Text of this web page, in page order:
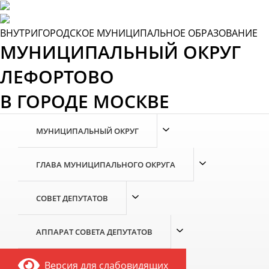
Skip
to
the
content
ВНУТРИГОРОДСКОЕ МУНИЦИПАЛЬНОЕ ОБРАЗОВАНИЕ
МУНИЦИПАЛЬНЫЙ ОКРУГ
ЛЕФОРТОВО
В ГОРОДЕ МОСКВЕ
МУНИЦИПАЛЬНЫЙ ОКРУГ
ГЛАВА МУНИЦИПАЛЬНОГО ОКРУГА
СОВЕТ ДЕПУТАТОВ
АППАРАТ СОВЕТА ДЕПУТАТОВ
Версия для слабовидящих